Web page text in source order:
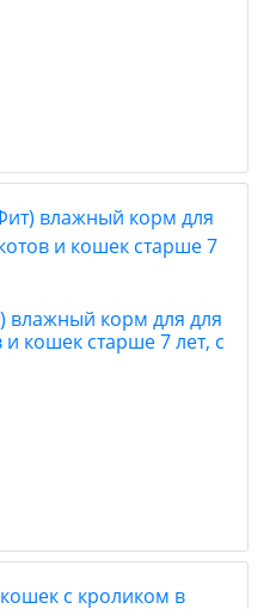
влажный корм для для
кошек старше 7 лет, с